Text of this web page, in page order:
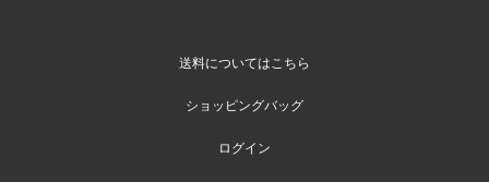
送料についてはこちら
ショッピングバッグ
ログイン